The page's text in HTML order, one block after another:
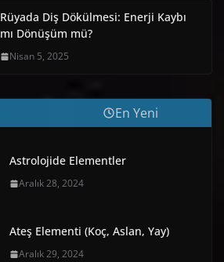
Rüyada Diş Dökülmesi: Enerji Kaybı
mı Dönüşüm mü?
Nisan 5, 2025
En Yeni
Astrolojide Elementler
Aralık 28, 2024
Ateş Elementi (Koç, Aslan, Yay)
Aralık 29, 2024